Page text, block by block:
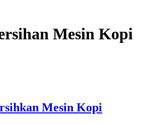
Mesin Kopi
Mesin Kopi